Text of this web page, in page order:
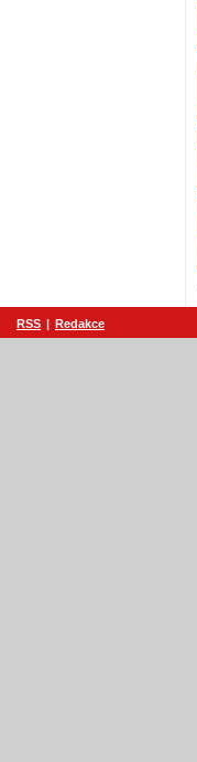
RSS | Redakce